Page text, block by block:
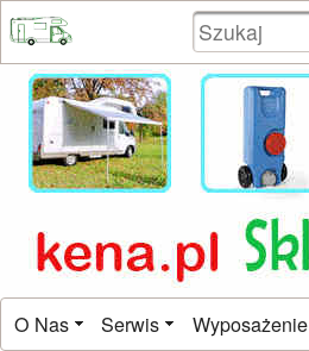
O Nas Serwis Wyposażenie